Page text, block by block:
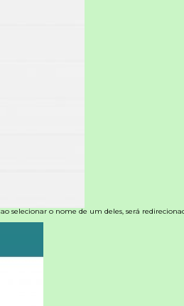
selecionar o nome de um deles, será